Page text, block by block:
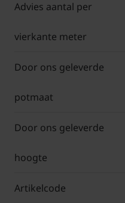
Advies aantal per
vierkante meter
Door ons geleverde
potmaat
Door ons geleverde
hoogte
Artikelcode